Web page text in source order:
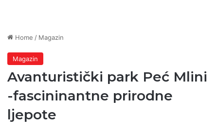
Home / Magazin
Magazin
Avanturistički park Peć Mlini
-fascininantne prirodne
ljepote